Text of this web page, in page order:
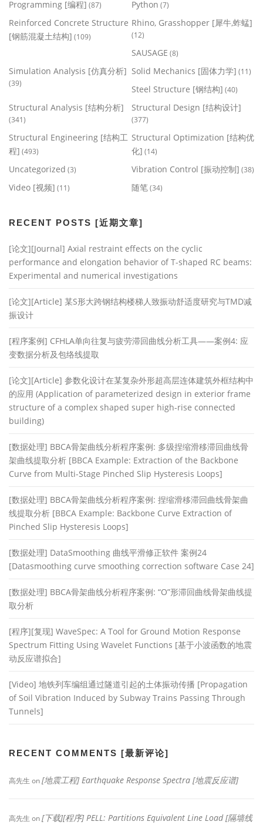
Programming [编程] (87) Python (7)
Reinforced Concrete Structure
[钢筋混凝土结构] (109)
Rhino, Grasshopper [犀牛,蚱蜢]
(12)
SAUSAGE (8)
Simulation Analysis [仿真分析]
(39)
Solid Mechanics [固体力学] (11)
Steel Structure [钢结构] (40)
Structural Analysis [结构分析]
(341)
Structural Design [结构设计]
(377)
Structural Engineering [结构工
程] (493)
Structural Optimization [结构优
化] (14)
Uncategorized (3) Vibration Control [振动控制] (38)
Video [视频] (11) 随笔(34)
RECENT POSTS [近期文章]
[论文][Journal] Axial restraint effects on the cyclic
performance and elongation behavior of T-shaped RC beams:
Experimental and numerical investigations
[论文][Article] 某S形大跨钢结构楼梯人致振动舒适度研究与TMD减
振设计
[程序案例] CFHLA单向往复与疲劳滞回曲线分析工具——案例4: 应
变数据分析及包络线提取
[论文][Article] 参数化设计在某复杂外形超高层连体建筑外框结构中
的应用 (Application of parameterized design in exterior frame
structure of a complex shaped super high-rise connected
building)
[数据处理] BBCA骨架曲线分析程序案例: 多级捏缩滑移滞回曲线骨
架曲线提取分析 [BBCA Example: Extraction of the Backbone
Curve from Multi-Stage Pinched Slip Hysteresis Loops]
[数据处理] BBCA骨架曲线分析程序案例: 捏缩滑移滞回曲线骨架曲
线提取分析 [BBCA Example: Backbone Curve Extraction of
Pinched Slip Hysteresis Loops]
[数据处理] DataSmoothing 曲线平滑修正软件 案例24
[Datasmoothing curve smoothing correction software Case 24]
[数据处理] BBCA骨架曲线分析程序案例: “O”形滞回曲线骨架曲线提
取分析
[程序][复现] WaveSpec: A Tool for Ground Motion Response
Spectrum Fitting Using Wavelet Functions [基于小波函数的地震
动反应谱拟合]
[Video] 地铁列车编组通过隧道引起的土体振动传播 [Propagation
of Soil Vibration Induced by Subway Trains Passing Through
Tunnels]
RECENT COMMENTS [最新评论]
高先生 on[地震工程] Earthquake Response Spectra [地震反应谱]
高先生 on[下载][程序] PELL: Partitions Equivalent Line Load [隔墙线